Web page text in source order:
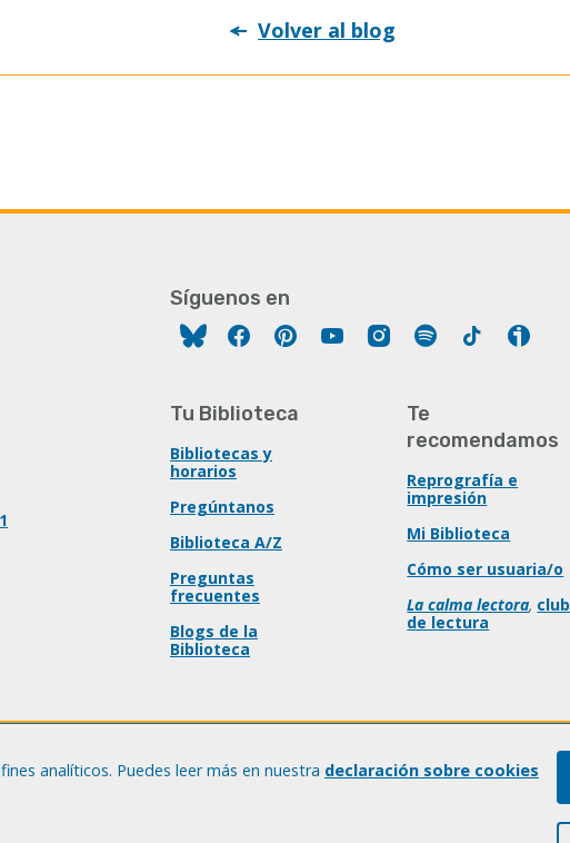
Volver al blog
Síguenos en
FacebookPinterestYouTubeInstagram
Spotify Tiktok
Tu Biblioteca
Bibliotecas y
horarios
Pregúntanos
Biblioteca A/Z
Preguntas
frecuentes
Blogs de la
Biblioteca
Te
recomendamos
Reprografía e
impresión
Mi Biblioteca
Cómo ser usuaria/o
La calma lectora, club
de lectura
analíticos. Puedes leer más en nuestra declaración sobre cookies